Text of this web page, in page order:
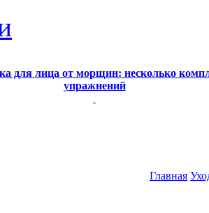
для лица от морщин: несколько
упражнений
Главная